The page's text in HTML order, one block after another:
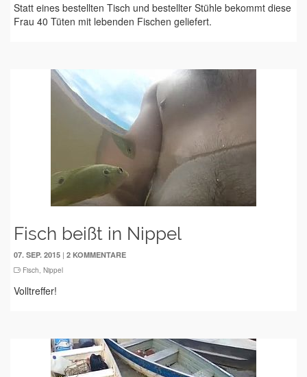
Statt eines bestellten Tisch und bestellter Stühle bekommt diese
Frau 40 Tüten mit lebenden Fischen geliefert.
Fisch beißt in Nippel
07. SEP. 2015 | 2 KOMMENTARE
Fisch, Nippel
Volltreffer!